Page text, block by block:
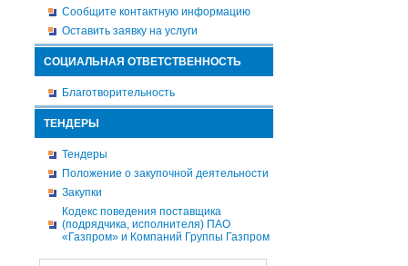
Сообщите контактную информацию
Оставить заявку на услуги
СОЦИАЛЬНАЯ ОТВЕТСТВЕННОСТЬ
Благотворительность
ТЕНДЕРЫ
Тендеры
Положение о закупочной деятельности
Закупки
Кодекс поведения поставщика
(подрядчика, исполнителя) ПАО
«Газпром» и Компаний Группы Газпром